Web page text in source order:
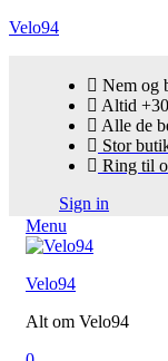
Velo94
Nem og
Altid
Alle de
Stor
Ring til
Sign in
Menu
Velo94
Alt om Velo94